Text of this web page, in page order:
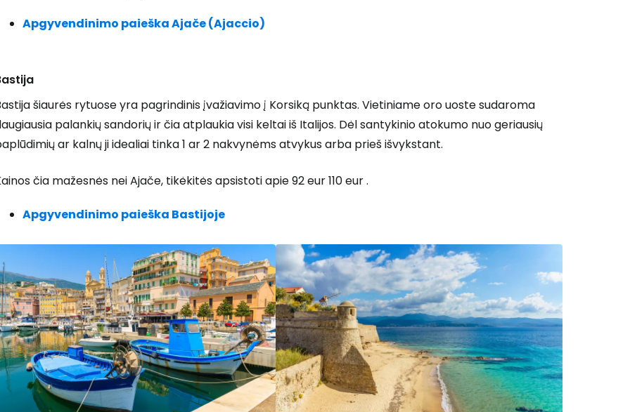
Apgyvendinimo paieška Ajače (Ajaccio)
šiaurės rytuose yra pagrindinis įvažiavimo į Korsiką punktas. Vietiniame oro uoste sudaroma
palankių sandorių ir čia atplaukia visi keltai iš Italijos. Dėl santykinio atokumo nuo geriausių
ar kalnų ji idealiai tinka 1 ar 2 nakvynėms atvykus arba prieš išvykstant.
čia mažesnės nei Ajače, tikėkitės apsistoti apie 92 eur 110 eur .
Apgyvendinimo paieška Bastijoje
Prisijunkite prie Cestee
... pasaulinė kelionių bendruomenė
Tęsti su Google
Tęsti su Facebook